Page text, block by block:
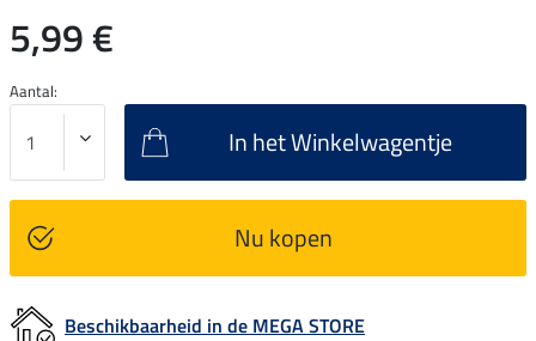
5,99 €
Aantal:
In het Winkelwagentje
Nu kopen
Beschikbaarheid in de MEGA STORE